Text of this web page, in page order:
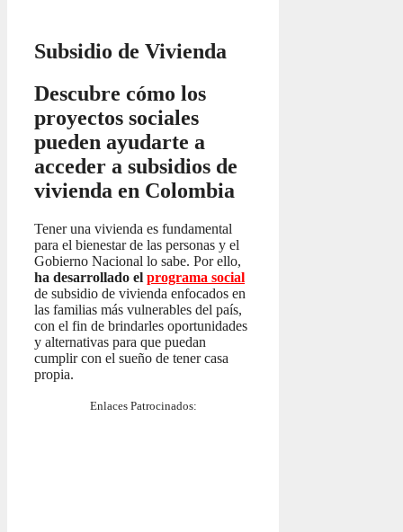
Subsidio de Vivienda
Descubre cómo los
proyectos sociales
pueden ayudarte a
acceder a subsidios de
vivienda en Colombia
Tener una vivienda es fundamental
para el bienestar de las personas y el
Gobierno Nacional lo sabe. Por ello,
ha desarrollado el programa social
de subsidio de vivienda enfocados en
las familias más vulnerables del país,
con el fin de brindarles oportunidades
y alternativas para que puedan
cumplir con el sueño de tener casa
propia.
Enlaces Patrocinados: